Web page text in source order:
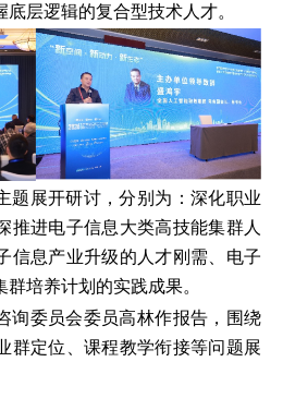
层逻辑的复合型技术人才。
题展开研讨，分别为：深化职业
推进电子信息大类高技能集群人
信息产业升级的人才刚需、电子
培养计划的实践成果。
询委员会委员高林作报告，围绕
群定位、课程教学衔接等问题展